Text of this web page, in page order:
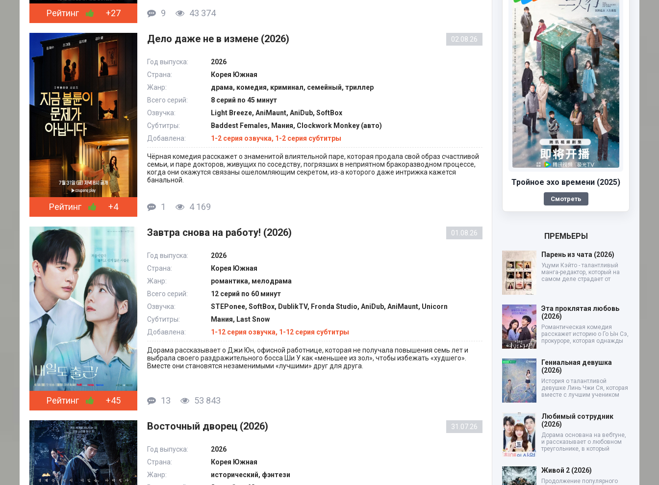
Рейтинг +27 9 43 374
Дело даже не в измене (2026) 02.08.26
Год выпуска:
2026
Страна:
Корея Южная
Жанр:
драма, комедия, криминал, семейный, триллер
Всего серий:
8 серий по 45 минут
Озвучка:
Light Breeze, AniMaunt, AniDub, SoftBox
Субтитры:
Baddest Females, Мания, Clockwork Monkey (авто)
Добавлена:
1-2 серия озвучка, 1-2 серия субтитры
Чёрная комедия расскажет о знаменитой влиятельной паре, которая продала свой образ счастливой
семьи, и паре докторов, живущих по соседству, погрязших в неприятном бракоразводном процессе,
когда они окажутся связаны ошеломляющим секретом, из-а которого даже интрижка кажется
банальной.
Рейтинг +4 1 4 169
Завтра снова на работу! (2026) 01.08.26
Год выпуска:
2026
Страна:
Корея Южная
Жанр:
романтика, мелодрама
Всего серий:
12 серий по 60 минут
Озвучка:
STEPonee, SoftBox, DublikTV, Fronda Studio, AniDub, AniMaunt, Unicorn
Субтитры:
Мания, Last Snow
Добавлена:
1-12 серия озвучка, 1-12 серия субтитры
Дорама рассказывает о Джи Юн, офисной работнице, которая не получала повышения семь лет и
выбрала своего раздражительного босса Ши У как «меньшее из зол», чтобы избежать «худшего».
Вместе они становятся незаменимыми «лучшими» друг для друга.
Рейтинг +45 13 53 843
Восточный дворец (2026) 31.07.26
Год выпуска:
2026
Страна:
Корея Южная
Жанр:
исторический, фэнтези
Тройное эхо времени (2025)
Смотреть
ПРЕМЬЕРЫ
Парень из чата (2026)
Уцуми Кэйто - талантливый
манга-редактор, который на
самом деле страдает от
Эта проклятая любовь
(2026)
Романтическая комедия
расскажет историю о Го Ын Сэ,
прокуроре, которая однажды
Гениальная девушка
(2026)
История о талантливой
девушке Линь Чжи Ся, которая
вместе с лучшим учеником
Любимый сотрудник
(2026)
Дорама основана на вебтуне,
и рассказывает о любовном
треугольнике, в который
Живой 2 (2026)
Продолжение популярного